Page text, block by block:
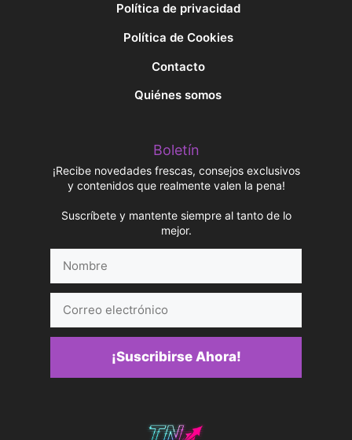
Política de privacidad
Política de Cookies
Contacto
Quiénes somos
Boletín
¡Recibe novedades frescas, consejos exclusivos
y contenidos que realmente valen la pena!
Suscríbete y mantente siempre al tanto de lo
mejor.
electrónico
¡Suscribirse Ahora!